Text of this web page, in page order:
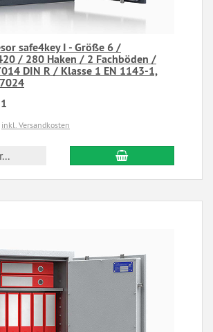
safe4key I - Größe 6 /
/ 280 Haken / 2 Fachböden /
DIN R / Klasse 1 EN 1143-1,
inkl. Versandkosten